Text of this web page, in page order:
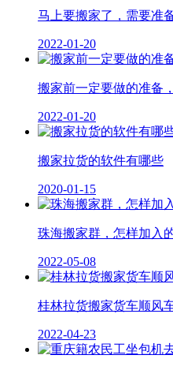
马上要搬家了，需要准
2022-01-20
搬家前一定要做的准备
2022-01-20
搬家拉货的软件有哪些
2020-01-15
珠海搬家群，怎样加入
2022-05-08
桂林拉货搬家货车顺风
2022-04-23